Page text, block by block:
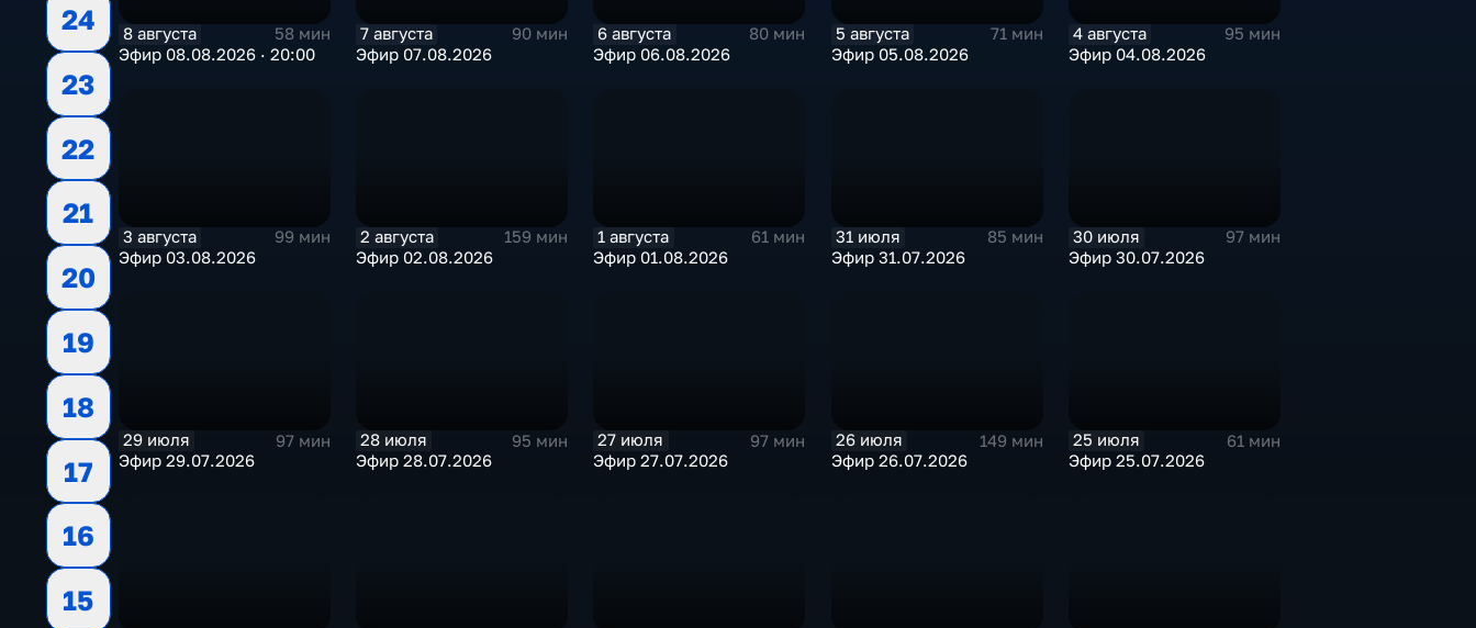
24
23
22
21
20
19
18
17
16
15
8 августа
58 мин
Эфир 08.08.2026 · 20:00
7 августа
90 мин
Эфир 07.08.2026
6 августа
80 мин
Эфир 06.08.2026
5 августа
71 мин
Эфир 05.08.2026
4 августа
95 мин
Эфир 04.08.2026
3 августа
99 мин
Эфир 03.08.2026
2 августа
159 мин
Эфир 02.08.2026
1 августа
61 мин
Эфир 01.08.2026
31 июля
85 мин
Эфир 31.07.2026
30 июля
97 мин
Эфир 30.07.2026
29 июля
97 мин
Эфир 29.07.2026
28 июля
95 мин
Эфир 28.07.2026
27 июля
97 мин
Эфир 27.07.2026
26 июля
149 мин
Эфир 26.07.2026
25 июля
61 мин
Эфир 25.07.2026